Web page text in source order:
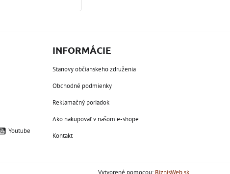
Youtube
INFORMÁCIE
Stanovy občianskeho združenia
Obchodné podmienky
Reklamačný poriadok
Ako nakupovať v našom e-shope
Kontakt
Vytvorené pomocou: BiznisWeb.sk